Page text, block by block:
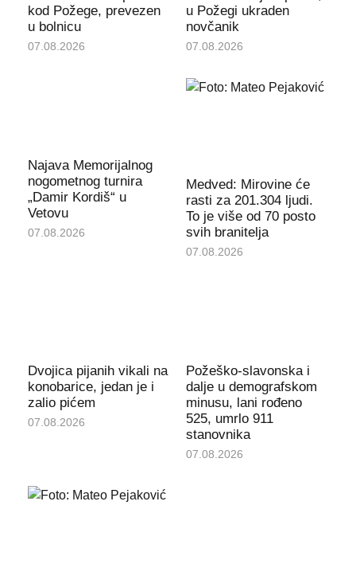
kod Požege, prevezen
u bolnicu
07.08.2026
u Požegi ukraden
novčanik
07.08.2026
Najava Memorijalnog
nogometnog turnira
„Damir Kordiš“ u
Vetovu
07.08.2026
Medved: Mirovine će
rasti za 201.304 ljudi.
To je više od 70 posto
svih branitelja
07.08.2026
Dvojica pijanih vikali na
konobarice, jedan je i
zalio pićem
07.08.2026
Požeško-slavonska i
dalje u demografskom
minusu, lani rođeno
525, umrlo 911
stanovnika
07.08.2026